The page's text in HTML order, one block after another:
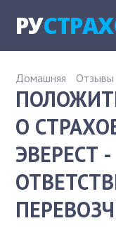
РУ
Домашняя Отзывы
О
ЭВЕРЕСТ -